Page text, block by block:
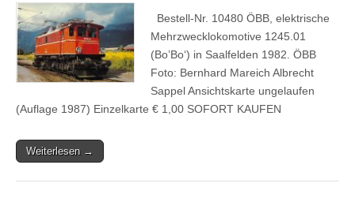
Bestell-Nr. 10480 ÖBB, elektrische
Mehrzwecklokomotive 1245.01
(Bo’Bo‘) in Saalfelden 1982. ÖBB
Foto: Bernhard Mareich Albrecht
Sappel Ansichtskarte ungelaufen
(Auflage 1987) Einzelkarte € 1,00 SOFORT KAUFEN
Weiterlesen →